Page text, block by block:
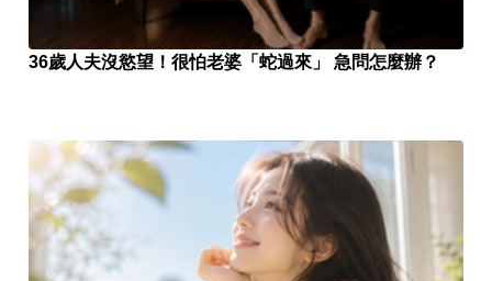
36歲人夫沒慾望！很怕老婆「蛇過來」 急問怎麼辦？